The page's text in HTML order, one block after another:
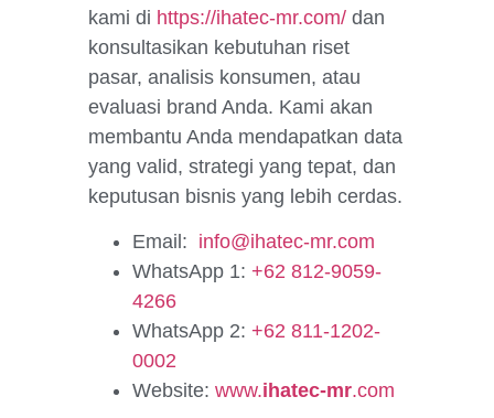
kami di https://ihatec-mr.com/ dan
konsultasikan kebutuhan riset
pasar, analisis konsumen, atau
evaluasi brand Anda. Kami akan
membantu Anda mendapatkan data
yang valid, strategi yang tepat, dan
keputusan bisnis yang lebih cerdas.
Email: info@ihatec-mr.com
WhatsApp 1: +62 812-9059-
4266
WhatsApp 2: +62 811-1202-
0002
Website: www.ihatec-mr.com